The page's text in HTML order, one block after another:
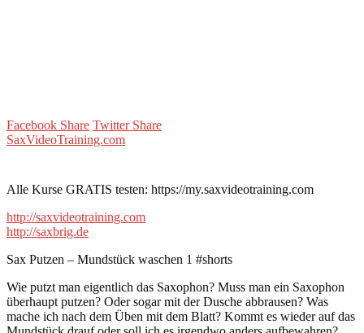
Facebook Share Twitter Share
SaxVideoTraining.com
Alle Kurse GRATIS testen: https://my.saxvideotraining.com
http://saxvideotraining.com
http://saxbrig.de
Sax Putzen – Mundstück waschen 1 #shorts
Wie putzt man eigentlich das Saxophon? Muss man ein Saxophon
überhaupt putzen? Oder sogar mit der Dusche abbrausen? Was
mache ich nach dem Üben mit dem Blatt? Kommt es wieder auf das